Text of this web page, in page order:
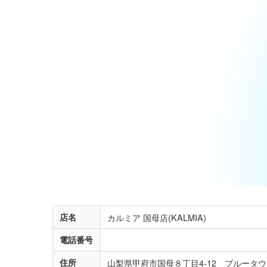
店名 カルミア 国母店(KALMIA)
電話番号
住所
山梨県甲府市国母８丁目4-12 ブルータ